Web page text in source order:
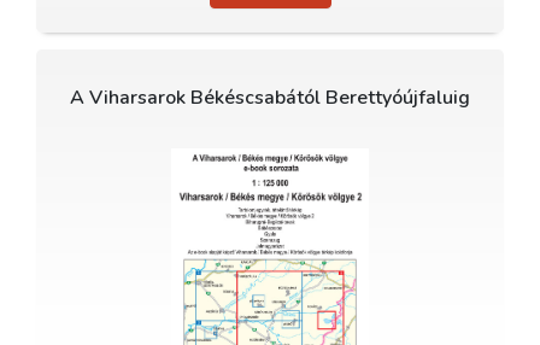
A Viharsarok Békéscsabától Berettyóújfaluig